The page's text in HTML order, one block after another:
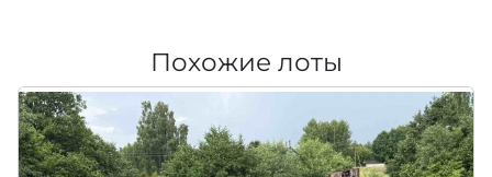
Похожие лоты